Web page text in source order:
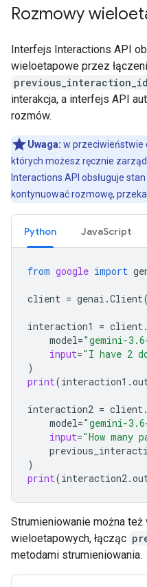
Rozmowy
Interfejs Interactions API
wieloetapowe przez
previous_interaction_id
interakcja, a interfejs API
rozmów.
Uwaga: w przeciwieństwie
których możesz ręcznie
Interactions API obsługuje
kontynuować rozmowę,
Python JavaScript
from google import
client = genai .Client
interaction1 = client.
model="gemini-
input="I have 2
)
print(interaction1 .
interaction2 = client.
model="gemini-
input="How many
)
print(interaction2.
Strumieniowanie można
wieloetapowych, łącząc
metodami strumieniowania.